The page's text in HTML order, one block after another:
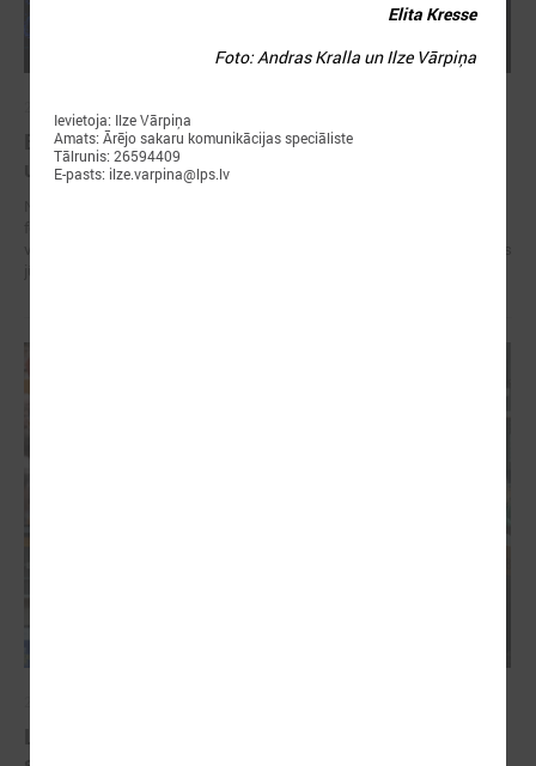
Baltijas jūras reģiona noturība sākas ar
uzticēšanos, sadarbību un rīcību
Elita Kresse
Foto: Andras Kralla un Ilze Vārpiņa
Ievietoja: Ilze Vārpiņa
Amats: Ārējo sakaru komunikācijas speciāliste
Tālrunis: 26594409
E-pasts: ilze.varpina@lps.lv